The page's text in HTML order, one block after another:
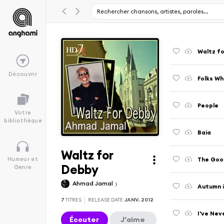
Découvrir
Votre
bibliothèque
Humeur et
Genre
Waltz for
Debby
Ahmad Jamal
7TITRES RELEASE DATE JANV. 2012
Écouter J'aime
Waltz
Folks
People
Baia
The
Autumn
I've